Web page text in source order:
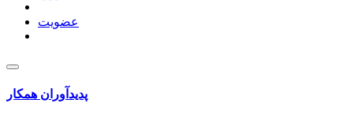
عضویت
پدیدآوران همکار